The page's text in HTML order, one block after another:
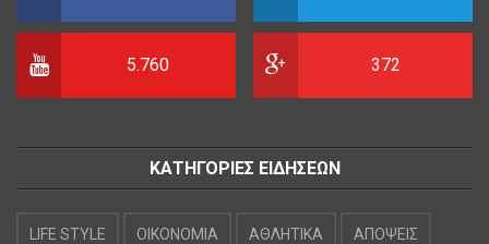
5.760 372
ΚΑΤΗΓΟΡΙΕΣ ΕΙΔΗΣΕΩΝ
LIFE STYLE OIKONOMIA ΑΘΛΗΤΙΚΑ ΑΠΟΨΕΙΣ